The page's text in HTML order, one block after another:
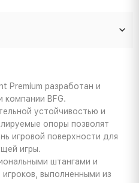
Premium разработан и
компании BFG.
устойчивостью и
опоры позволят
игровой поверхности для
игры.
штангами и
выполненными из